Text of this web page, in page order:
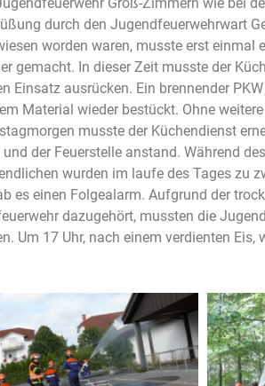
durch den Jugendfeuerwehrwart
worden waren, musste erst
gemacht. In dieser Zeit musste der
Einsatz ausrücken. Ein brennender
Material wieder bestückt. Ohne
musste der Küchendienst
der Feuerstelle anstand. Während
wurden im laufe des Tages zu
es einen Folgealarm. Aufgrund der
dazugehört, mussten die
Um 17 Uhr, nach einem verdienten